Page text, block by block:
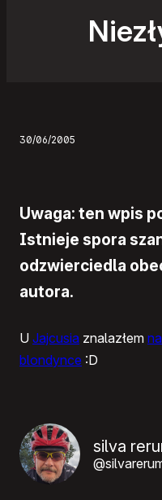
30/06/2005
Uwaga: ten wpis
Istnieje spora
odzwierciedla
autora.
U Jajcusia znalazłem
blondynce :D
silva